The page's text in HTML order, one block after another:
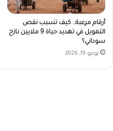
أرقام مرعبة.. كيف تسبب نقص
التمويل في تهديد حياة 9 ملايين نازح
سوداني؟
يونيو 19, 2026